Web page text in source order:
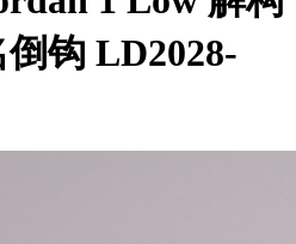
钩 LD2028-